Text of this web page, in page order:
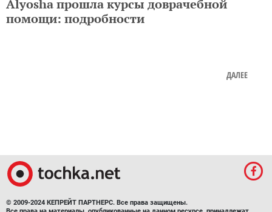
Alyosha прошла курсы доврачебной
помощи: подробности
ДАЛЕЕ
© 2009-2024 КЕПРЕЙТ ПАРТНЕРС. Все права защищены.